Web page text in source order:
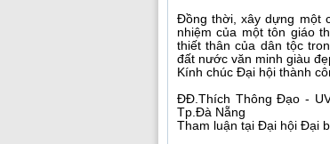
Đồng thời, xây dựng một
nhiệm của một tôn giáo
thiết thân của dân tộc
đất nước văn minh giàu
Kính chúc Đại hội thành
ĐĐ.Thích Thông Đạo -
Tp.Đà Nẵng
Tham luận tại Đại hội Đại